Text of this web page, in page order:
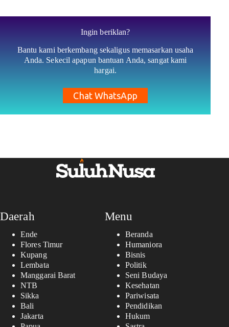
Ingin beriklan?
Bantu kami berkembang sekaligus memasarkan usaha
Anda. Sekecil apapun bantuan Anda, sangat kami
hargai.
Chat WhatsApp
Daerah
Ende
Flores Timur
Kupang
Lembata
Manggarai Barat
NTB
Sikka
Bali
Jakarta
Menu
Beranda
Humaniora
Bisnis
Politik
Seni Budaya
Kesehatan
Pariwisata
Pendidikan
Hukum